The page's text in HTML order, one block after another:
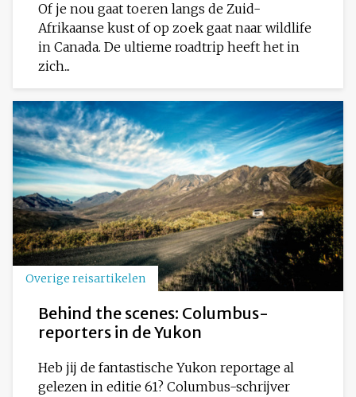
Of je nou gaat toeren langs de Zuid-
Afrikaanse kust of op zoek gaat naar wildlife
in Canada. De ultieme roadtrip heeft het in
zich...
Overige reisartikelen
Behind the scenes: Columbus-
reporters in de Yukon
Heb jij de fantastische Yukon reportage al
gelezen in editie 61? Columbus-schrijver